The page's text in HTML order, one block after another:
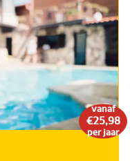
vanaf
€25,98
per jaar